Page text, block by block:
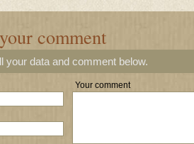
comment
your data and comment below.
Your comment